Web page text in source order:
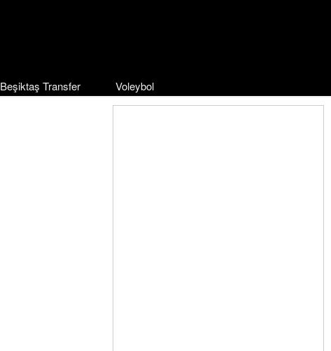
Beşiktaş Transfer Voleybol